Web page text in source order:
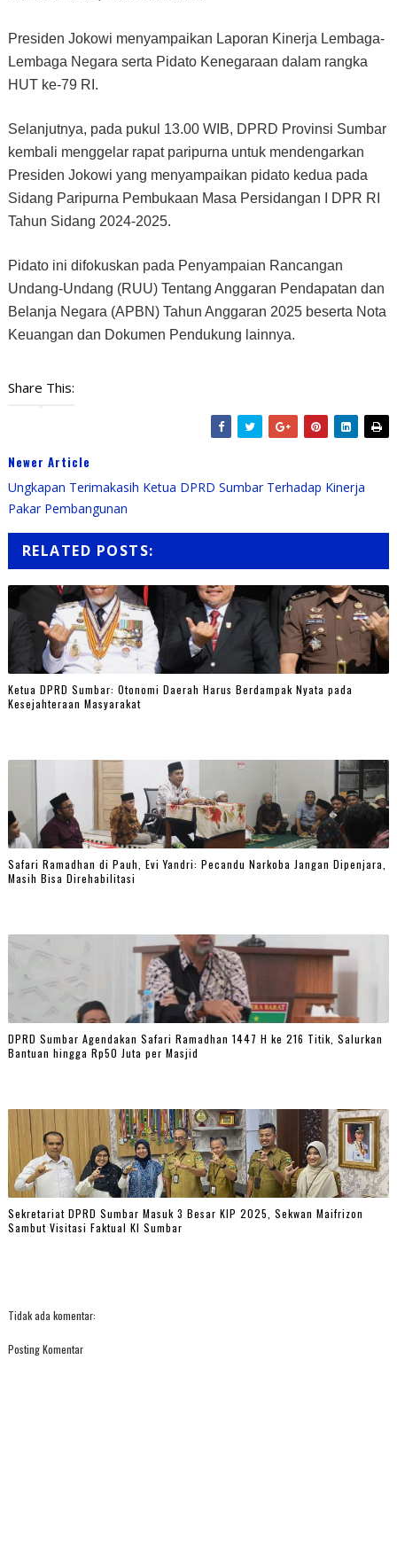
Presiden Jokowi menyampaikan Laporan Kinerja Lembaga-
Lembaga Negara serta Pidato Kenegaraan dalam rangka
HUT ke-79 RI.
Selanjutnya, pada pukul 13.00 WIB, DPRD Provinsi Sumbar
kembali menggelar rapat paripurna untuk mendengarkan
Presiden Jokowi yang menyampaikan pidato kedua pada
Sidang Paripurna Pembukaan Masa Persidangan I DPR RI
Tahun Sidang 2024-2025.
Pidato ini difokuskan pada Penyampaian Rancangan
Undang-Undang (RUU) Tentang Anggaran Pendapatan dan
Belanja Negara (APBN) Tahun Anggaran 2025 beserta Nota
Keuangan dan Dokumen Pendukung lainnya.
Share This:
Newer Article
Ungkapan Terimakasih Ketua DPRD Sumbar Terhadap Kinerja
Pakar Pembangunan
RELATED POSTS:
Ketua DPRD Sumbar: Otonomi Daerah Harus Berdampak Nyata pada
Kesejahteraan Masyarakat
Safari Ramadhan di Pauh, Evi Yandri: Pecandu Narkoba Jangan Dipenjara,
Masih Bisa Direhabilitasi
DPRD Sumbar Agendakan Safari Ramadhan 1447 H ke 216 Titik, Salurkan
Bantuan hingga Rp50 Juta per Masjid
Sekretariat DPRD Sumbar Masuk 3 Besar KIP 2025, Sekwan Maifrizon
Sambut Visitasi Faktual KI Sumbar
Tidak ada komentar:
Posting Komentar